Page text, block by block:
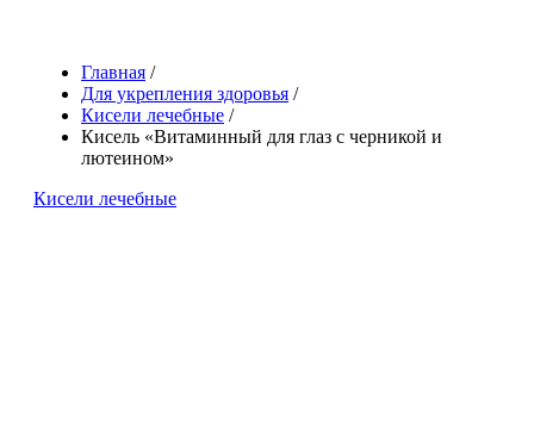
Главная /
Для укрепления здоровья /
Кисели лечебные /
Кисель «Витаминный для глаз с черникой и
лютеином»
Кисели лечебные